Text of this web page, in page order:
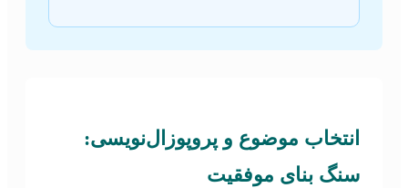
انتخاب موضوع و پروپوزال‌نویسی:
سنگ بنای موفقیت